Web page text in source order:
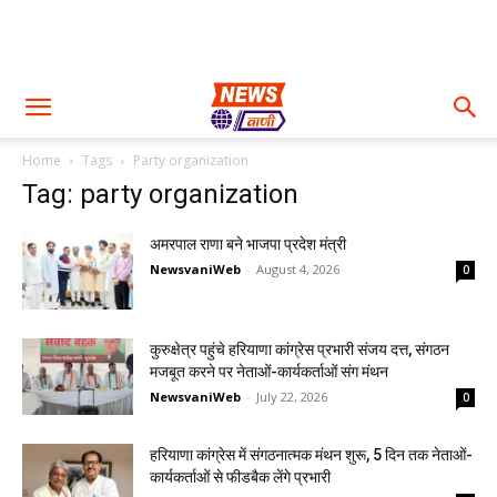
Home Tags Party organization
Tag: party organization
अमरपाल राणा बने भाजपा प्रदेश मंत्री
NewsvaniWeb - August 4, 2026 0
कुरुक्षेत्र पहुंचे हरियाणा कांग्रेस प्रभारी संजय दत्त, संगठन
मजबूत करने पर नेताओं-कार्यकर्ताओं संग मंथन
NewsvaniWeb - July 22, 2026 0
हरियाणा कांग्रेस में संगठनात्मक मंथन शुरू, 5 दिन तक नेताओं-
कार्यकर्ताओं से फीडबैक लेंगे प्रभारी